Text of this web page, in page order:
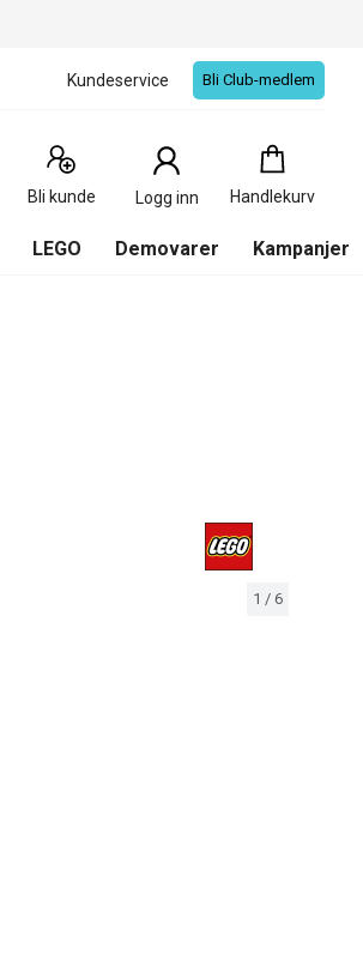
Kundeservice Bli Club-medlem
Bli kunde Logg inn Handlekurv
Handlekurv
0
Produkter
LEGO Demovarer Kampanjer
1 / 6